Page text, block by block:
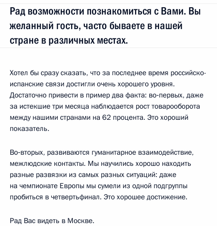
Рад возможности познакомиться с Вами. Вы
желанный гость, часто бываете в нашей
стране в различных местах.
Хотел бы сразу сказать, что за последнее время российско-
испанские связи достигли очень хорошего уровня.
Достаточно привести в пример два факта: во‑первых, даже
за истекшие три месяца наблюдается рост товарооборота
между нашими странами на 62 процента. Это хороший
показатель.
Во‑вторых, развиваются гуманитарное взаимодействие,
межлюдские контакты. Мы научились хорошо находить
разные развязки из самых разных ситуаций: даже
на чемпионате Европы мы сумели из одной подгруппы
пробиться в четвертьфинал. Это хорошее достижение.
Рад Вас видеть в Москве.